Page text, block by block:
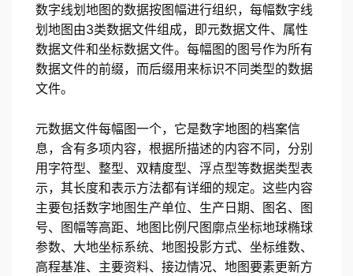
数字线划地图的数据按图幅进行组织，每幅数字线
划地图由3类数据文件组成，即元数据文件、属性
数据文件和坐标数据文件。每幅图的图号作为所有
数据文件的前缀，而后缀用来标识不同类型的数据
文件。
元数据文件每幅图一个，它是数字地图的档案信
息，含有多项内容，根据所描述的内容不同，分别
用字符型、整型、双精度型、浮点型等数据类型表
示，其长度和表示方法都有详细的规定。这些内容
主要包括数字地图生产单位、生产日期、图名、图
号、图幅等高距、地图比例尺图廓点坐标地球椭球
参数、大地坐标系统、地图投影方式、坐标维数、
高程基准、主要资料、接边情况、地图要素更新方